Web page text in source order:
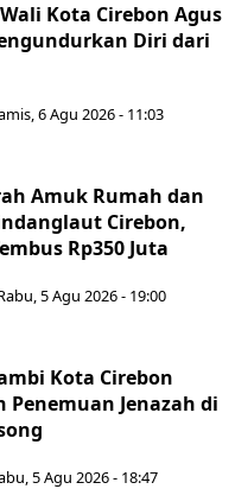
Kota Cirebon Agus
Diri dari
6 Agu 2026 - 11:03
Amuk Rumah dan
Cirebon,
Rp350 Juta
5 Agu 2026 - 19:00
Kota Cirebon
Penemuan Jenazah di
5 Agu 2026 - 18:47